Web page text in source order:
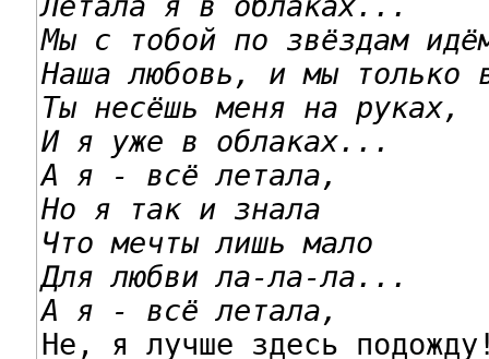
Мы с тобой по звёздам
Наша любовь, и мы только
Ты несёшь меня на руках,
И я уже в облаках...
А я - всё летала,
Но я так и знала
Что мечты лишь мало
Для любви ла-ла-ла...
А я - всё летала,